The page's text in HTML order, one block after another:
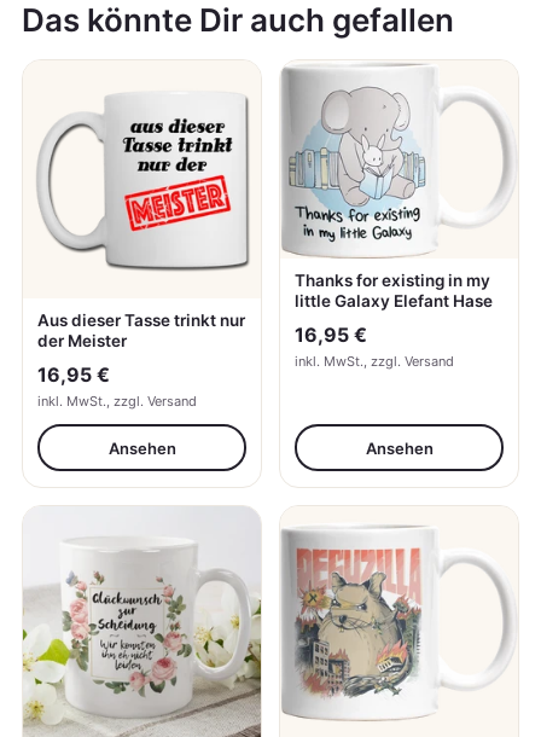
Das könnte Dir auch gefallen
Aus dieser Tasse trinkt nur
der Meister
16,95 €
inkl. MwSt., zzgl. Versand
Ansehen
Thanks for existing in my
little Galaxy Elefant Hase
16,95 €
inkl. MwSt., zzgl. Versand
Ansehen